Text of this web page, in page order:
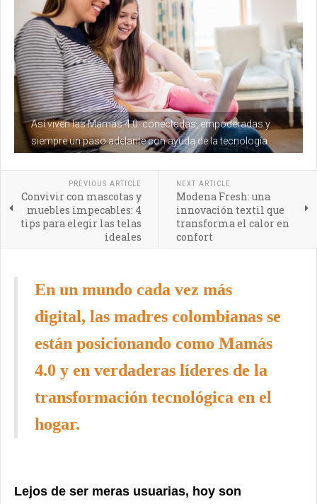
Así viven las Mamás 4.0: conectadas, empoderadas y
siempre un paso adelante con ayuda de la tecnología
PREVIOUS ARTICLE
Convivir con mascotas y
muebles impecables: 4
tips para elegir las telas
ideales
NEXT ARTICLE
Modena Fresh: una
innovación textil que
transforma el calor en
confort
En un mundo cada vez más
digital, las madres colombianas se
están posicionando como Mamás
4.0 y en verdaderas líderes de la
transformación tecnológica en el
hogar.
Lejos de ser meras usuarias, hoy son